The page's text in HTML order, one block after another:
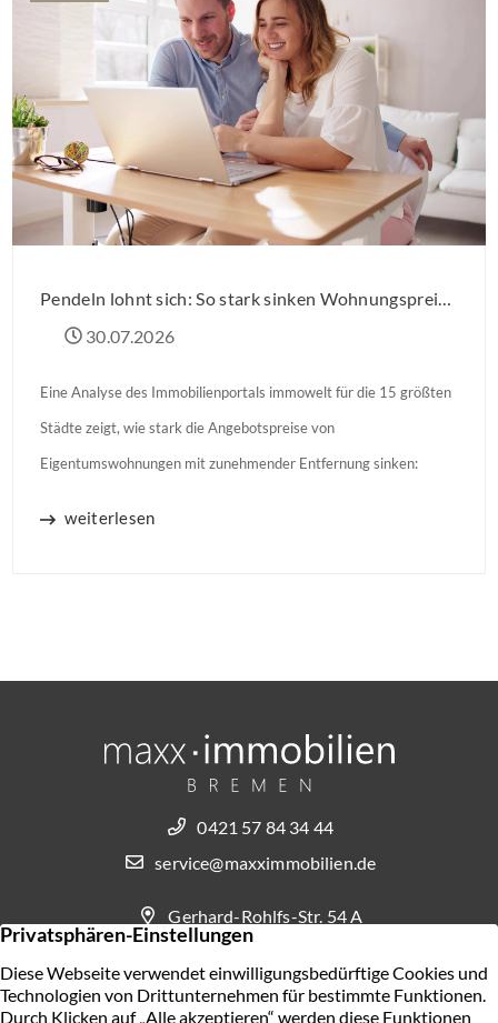
Pendeln lohnt sich: So stark sinken Wohnungspreise im Umland
30.07.2026
Eine Analyse des Immobilienportals immowelt für die 15 größten
Städte zeigt, wie stark die Angebotspreise von
Eigentumswohnungen mit zunehmender Entfernung sinken:
weiterlesen
Gerhard-Rohlfs-Str. 54 A
28757 Bremen
0421 57 84 34 44
service@maxximmobilien.de
KONTAKT AUFNEHMEN